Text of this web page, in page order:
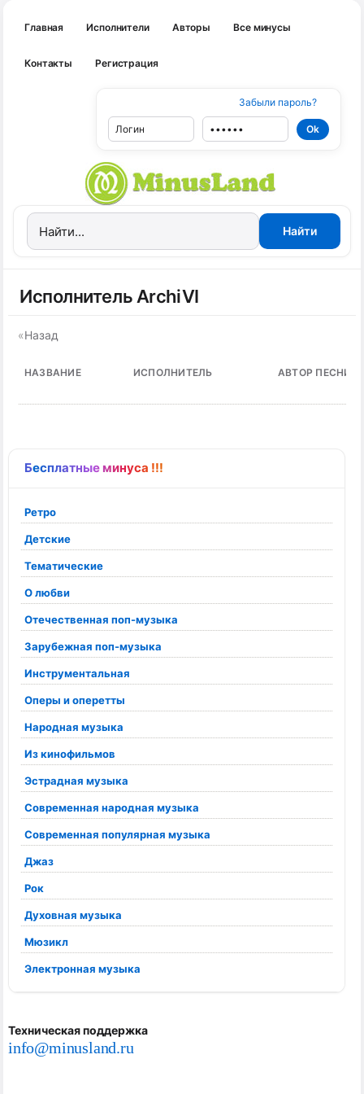
Главная Исполнители Авторы Все минусы
Контакты Регистрация
Забыли пароль?
Бесплатные минуса !!!
Ретро
Детские
Тематические
О любви
Отечественная поп-музыка
Зарубежная поп-музыка
Инструментальная
Оперы и оперетты
Народная музыка
Из кинофильмов
Эстрадная музыка
Современная народная музыка
Современная популярная музыка
Джаз
Рок
Духовная музыка
Мюзикл
Электронная музыка
Техническая поддержка
info@minusland.ru
Исполнитель ArchiVI
«Назад
НАЗВАНИЕ ИСПОЛНИТЕЛЬ АВТОР ПЕСНИ